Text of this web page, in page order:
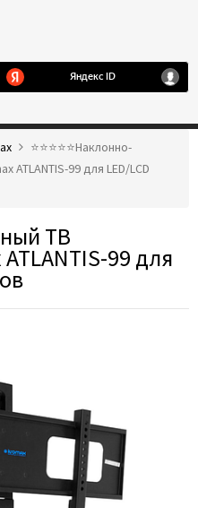
⭐️⭐️⭐️⭐️⭐️Наклонно-
99 для LED/LCD
ТВ
99 для